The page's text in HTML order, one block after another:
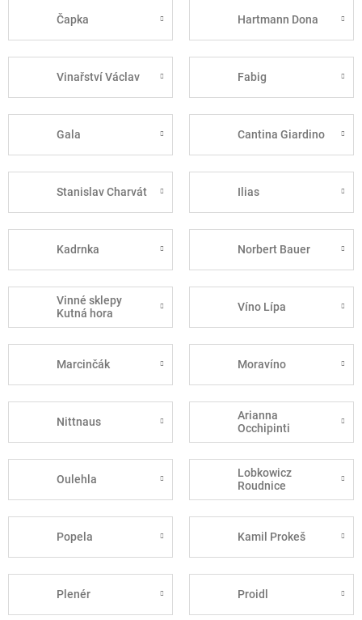
Čapka Hartmann Dona
Vinařství Václav Fabig
Gala Cantina Giardino
Stanislav Charvát Ilias
Kadrnka Norbert Bauer
Vinné sklepy
Kutná hora
Víno Lípa
Marcinčák Moravíno
Nittnaus
Arianna
Occhipinti
Oulehla
Lobkowicz
Roudnice
Popela Kamil Prokeš
Plenér Proidl